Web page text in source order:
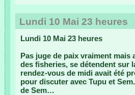
Lundi 10 Mai 23 heures
Lundi 10 Mai 23 heures
Pas juge de paix vraiment mais
des fisheries, se détendent sur
rendez-vous de midi avait été
pour discuter avec Tupu et
de Sem…